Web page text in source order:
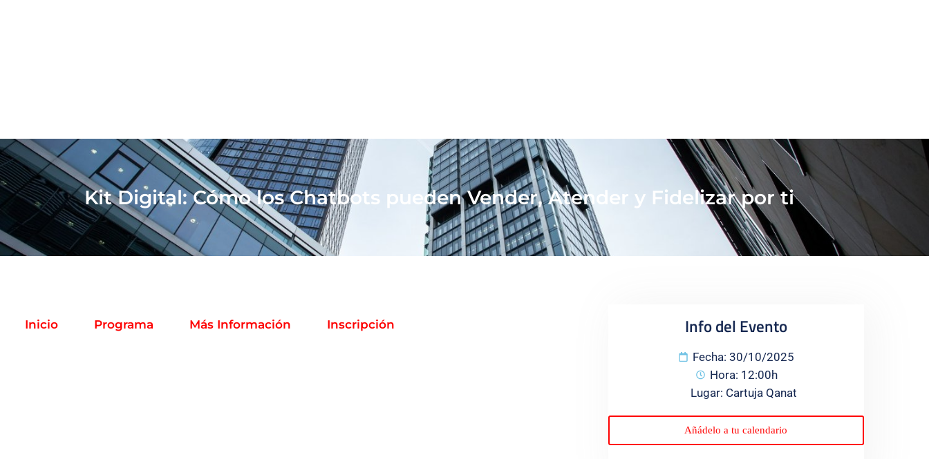
Kit Digital: Cómo los Chatbots pueden Vender, Atender y Fidelizar por ti
Inicio Programa Más Información Inscripción Info del Evento
Fecha: 30/10/2025
Hora: 12:00h
Lugar: Cartuja Qanat
Añádelo a tu calendario